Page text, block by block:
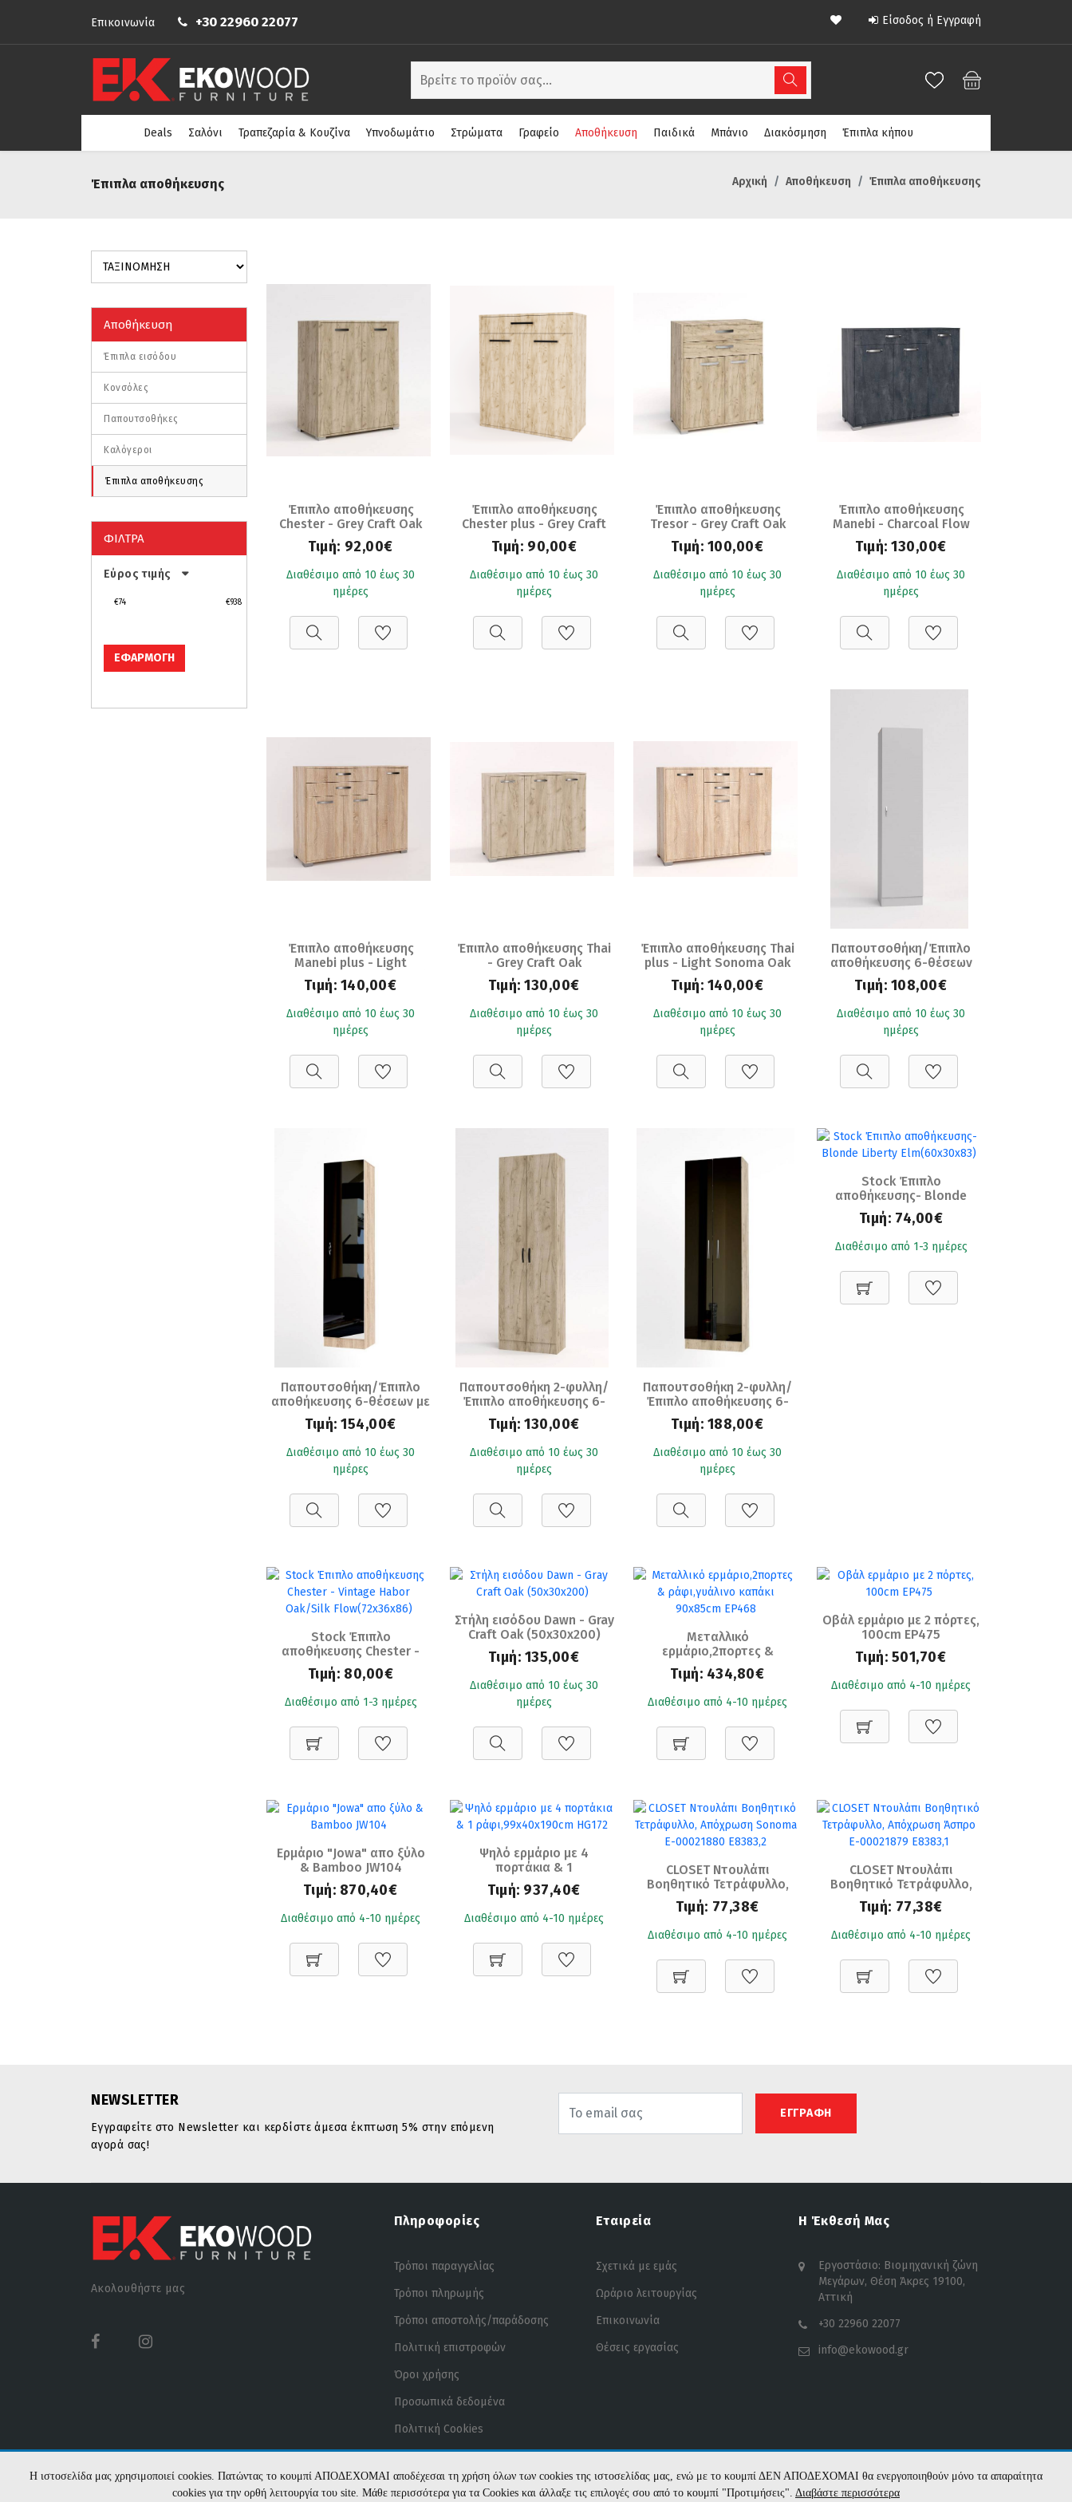
Επικοινωνία +30 22960 22077 Είσοδος ή Εγγραφή
Deals Σαλόνι Τραπεζαρία & Κουζίνα Υπνοδωμάτιο Στρώματα Γραφείο Αποθήκευση Παιδικά Μπάνιο Διακόσμηση Έπιπλα κήπου
Έπιπλα αποθήκευσης Αρχική Αποθήκευση Έπιπλα αποθήκευσης
Αποθήκευση
Έπιπλα εισόδου
Κονσόλες
Παπουτσοθήκες
Καλόγεροι
Έπιπλα αποθήκευσης
ΦΙΛΤΡΑ
Εύρος τιμής
€74 €938
ΕΦΑΡΜΟΓΗ
Έπιπλο αποθήκευσης
Chester - Grey Craft Oak
(72x36x86)
Τιμή: 92,00€
Διαθέσιμο από 10 έως 30
ημέρες
Έπιπλο αποθήκευσης
Chester plus - Grey Craft
Oak (72x36x86)
Τιμή: 90,00€
Διαθέσιμο από 10 έως 30
ημέρες
Έπιπλο αποθήκευσης
Tresor - Grey Craft Oak
(72x36x86)
Τιμή: 100,00€
Διαθέσιμο από 10 έως 30
ημέρες
Έπιπλο αποθήκευσης
Manebi - Charcoal Flow
(107x36x86)
Τιμή:130,00€
Διαθέσιμο από 10 έως 30
ημέρες
Έπιπλο αποθήκευσης
Manebi plus - Light
Sonoma Oak (107x36x86)
Τιμή: 140,00€
Διαθέσιμο από 10 έως 30
ημέρες
Έπιπλο αποθήκευσης Thai
- Grey Craft Oak
(107x36x86)
Τιμή:130,00€
Διαθέσιμο από 10 έως 30
ημέρες
Έπιπλο αποθήκευσης Thai
plus - Light Sonoma Oak
(107x36x86)
Τιμή: 140,00€
Διαθέσιμο από 10 έως 30
ημέρες
Παπουτσοθήκη/Έπιπλο
αποθήκευσης 6-θέσεων
Sandra - White (45x33x192)
Τιμή: 108,00€
Διαθέσιμο από 10 έως 30
ημέρες
Παπουτσοθήκη/Έπιπλο
αποθήκευσης 6-θέσεων με
καθρέπτη Sandra - Light
Sonoma Oak (45x33x192)
Τιμή:154,00€
Διαθέσιμο από 10 έως 30
ημέρες
Παπουτσοθήκη 2-φυλλη/
Έπιπλο αποθήκευσης 6-
θέσεων Sandra - Grey Craft
Oak (60x33x192)
Τιμή:130,00€
Διαθέσιμο από 10 έως 30
ημέρες
Παπουτσοθήκη 2-φυλλη/
Έπιπλο αποθήκευσης 6-
θέσεων με καθρέπτη
Sandra - Grey Craft Oak
(60x33x192)
Τιμή: 188,00€
Διαθέσιμο από 10 έως 30
ημέρες
Stock Έπιπλο
αποθήκευσης- Blonde
Liberty Elm(60x30x83)
Τιμή: 74,00€
Διαθέσιμο από 1-3 ημέρες
Stock Έπιπλο
αποθήκευσης Chester -
Vintage Habor Oak/Silk
Flow(72x36x86)
Τιμή: 80,00€
Διαθέσιμο από 1-3 ημέρες
Στήλη εισόδου Dawn - Gray
Craft Oak (50x30x200)
Τιμή: 135,00€
Διαθέσιμο από 10 έως 30
ημέρες
Μεταλλικό
ερμάριο,2πορτες &
ράφι,γυάλινο καπάκι
90x85cm EP468
Τιμή: 434,80€
Διαθέσιμο από 4-10 ημέρες
Οβάλ ερμάριο με 2 πόρτες,
100cm EP475
Τιμή: 501,70€
Διαθέσιμο από 4-10 ημέρες
Ερμάριο "Jowa" απο ξύλο
& Bamboo JW104
Τιμή: 870,40€
Διαθέσιμο από 4-10 ημέρες
Ψηλό ερμάριο με 4
πορτάκια & 1
ράφι,99x40x190cm HG172
Τιμή: 937,40€
Διαθέσιμο από 4-10 ημέρες
CLOSET Ντουλάπι
Βοηθητικό Τετράφυλλο,
Απόχρωση Sonoma
Ε-00021880 Ε8383,2
Τιμή: 77,38€
Διαθέσιμο από 4-10 ημέρες
CLOSET Ντουλάπι
Βοηθητικό Τετράφυλλο,
Απόχρωση Άσπρο
Ε-00021879 Ε8383,1
Τιμή: 77,38€
Διαθέσιμο από 4-10 ημέρες
NEWSLETTER
Εγγραφείτε στο Newsletter και κερδίστε άμεσα έκπτωση 5% στην επόμενη
αγορά σας!
ΕΓΓΡΑΦΗ
Ακολουθήστε μας
Πληροφορίες
Τρόποι παραγγελίας
Τρόποι πληρωμής
Τρόποι αποστολής/παράδοσης
Πολιτική επιστροφών
Όροι χρήσης
Προσωπικά δεδομένα
Πολιτική Cookies
Εταιρεία
Σχετικά με εμάς
Ωράριο λειτουργίας
Επικοινωνία
Θέσεις εργασίας
Η Έκθεσή Μας
Εργοστάσιο: Βιομηχανική ζώνη
Μεγάρων, Θέση Άκρες 19100,
Αττική
+30 22960 22077
info@ekowood.gr
EKOWOOD - 2026 Υλοποίηση:Hyper Center
Η ιστοσελίδα μας χρησιμοποιεί cookies. Πατώντας το κουμπί ΑΠΟΔΕΧΟΜΑΙ αποδέχεσαι τη χρήση όλων των cookies της ιστοσελίδας μας, ενώ με το κουμπί ΔΕΝ ΑΠΟΔΕΧΟΜΑΙ θα ενεργοποιηθούν μόνο τα απαραίτητα
cookies για την ορθή λειτουργία του site. Μάθε περισσότερα για τα Cookies και άλλαξε τις επιλογές σου από το κουμπί "Προτιμήσεις". Διαβάστε περισσότερα